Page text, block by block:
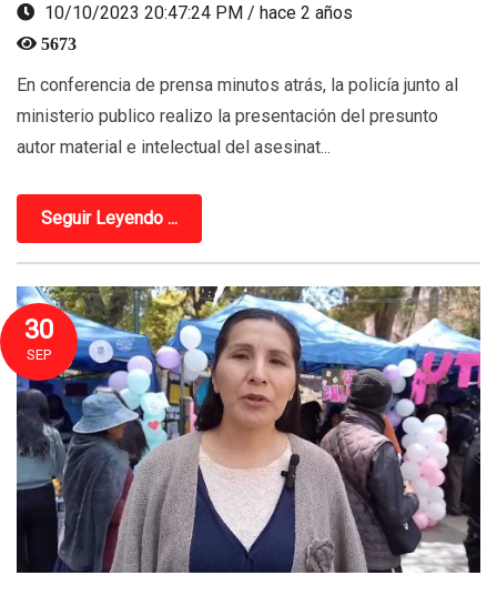
10/10/2023 20:47:24 PM / hace 2 años
5673
En conferencia de prensa minutos atrás, la policía junto al
ministerio publico realizo la presentación del presunto
autor material e intelectual del asesinat...
Seguir Leyendo ...
30
SEP